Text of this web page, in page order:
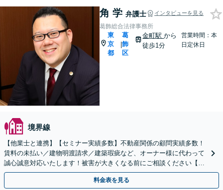
角 学 弁護士 インタビューを見る
葛飾総合法律事務所
東
京
都
|
葛
飾
区
金町駅から
徒歩1分
営業時間：本
日定休日
境界線
【他業士と連携】【セミナー実績多数】不動産関係の顧問実績多数！
賃料の未払い／建物明渡請求／建築瑕疵など、オーナー様に代わって
誠心誠意対応いたします！被害が大きくなる前にご相談ください【金
町駅徒歩１分】【初回来所相談３０分無料】
料金表を見る